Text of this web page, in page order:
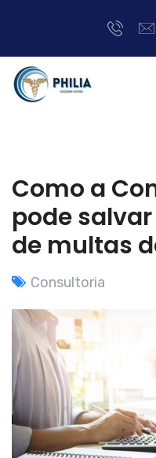
Como a
pode
de multas
Consultoria